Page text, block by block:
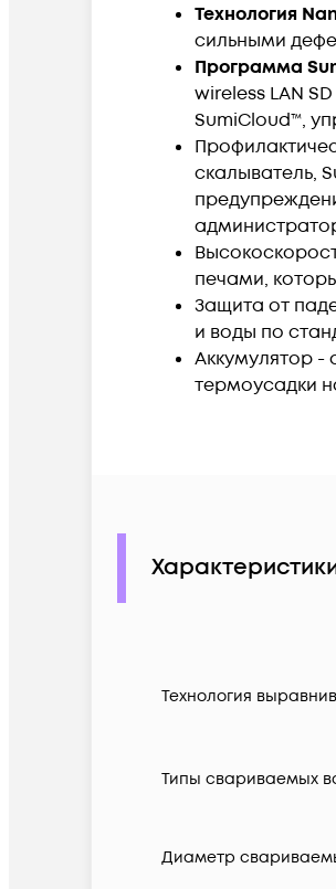
Технология
сильными
Программа
wireless LAN
SumiCloud™,
скалыватель,
печами,
Защита от
и воды по
Аккумулятор -
термоусадки
Технология
Типы свариваемых
Диаметр